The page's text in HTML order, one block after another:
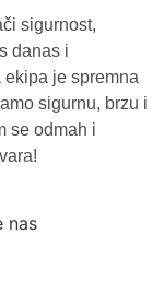
sigurnost,
danas i
je spremna
sigurnu, brzu i
se odmah i